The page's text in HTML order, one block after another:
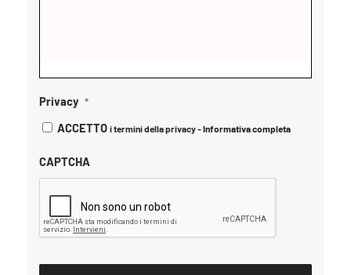
Privacy *
ACCETTO i termini della privacy -Informativa completa
CAPTCHA